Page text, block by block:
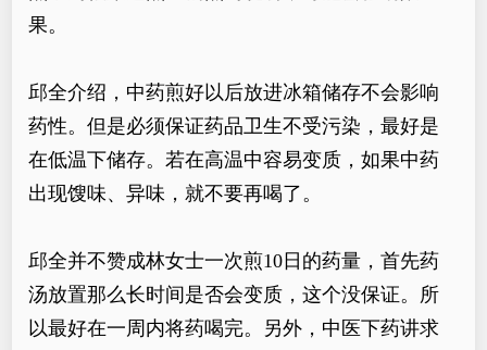
果。
邱全介绍，中药煎好以后放进冰箱储存不会影响
药性。但是必须保证药品卫生不受污染，最好是
在低温下储存。若在高温中容易变质，如果中药
出现馊味、异味，就不要再喝了。
邱全并不赞成林女士一次煎10日的药量，首先药
汤放置那么长时间是否会变质，这个没保证。所
以最好在一周内将药喝完。另外，中医下药讲求